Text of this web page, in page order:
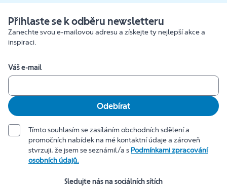
Přihlaste se k odběru newsletteru
Zanechte svou e-mailovou adresu a získejte ty nejlepší akce a
inspiraci.
Váš e-mail
Odebírat
Tímto souhlasím se zasíláním obchodních sdělení a
promočních nabídek na mé kontaktní údaje a zároveň
stvrzuji, že jsem se seznámil/a s Podmínkami zpracování
osobních údajů.
Sledujte nás na sociálních sítích